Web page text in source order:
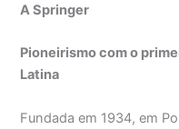
A Springer
Pioneirismo com o
Latina
Fundada em 1934, em